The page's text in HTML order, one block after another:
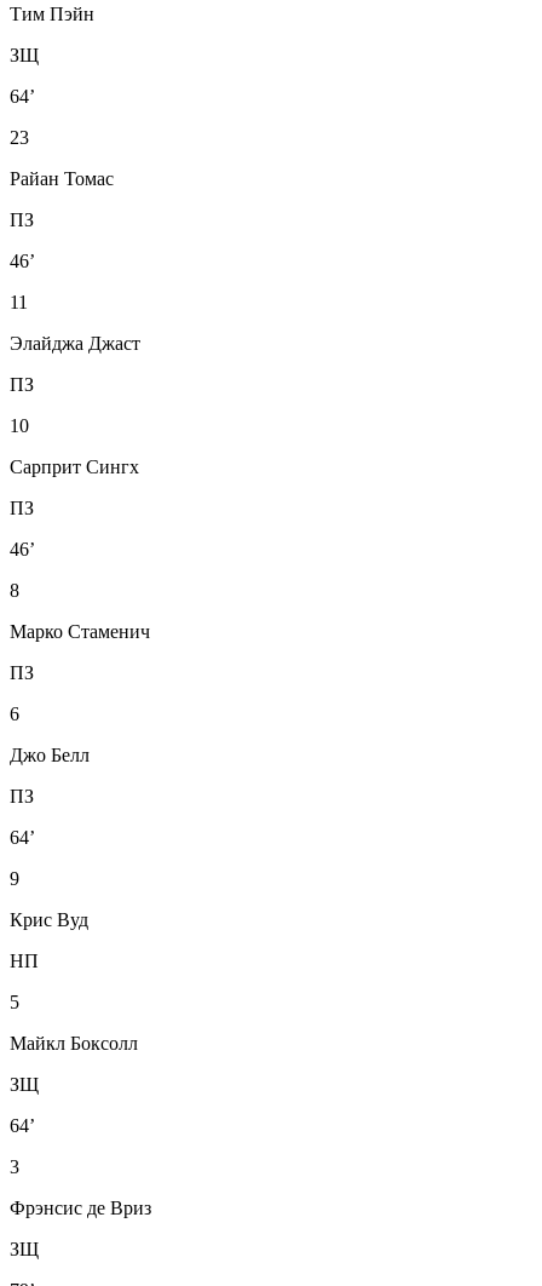
Тим Пэйн
ЗЩ
64’
23
Райан Томас
ПЗ
46’
11
Элайджа Джаст
ПЗ
10
Сарприт Сингх
ПЗ
46’
8
Марко Стаменич
ПЗ
6
Джо Белл
ПЗ
64’
9
Крис Вуд
НП
5
Майкл Боксолл
ЗЩ
64’
3
Фрэнсис де Вриз
ЗЩ